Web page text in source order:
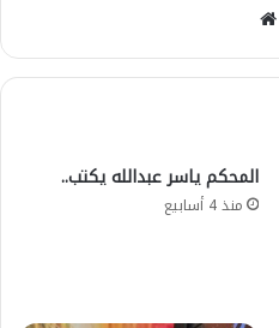
المحكم ياسر عبدالله يكتب..
منذ 4 أسابيع